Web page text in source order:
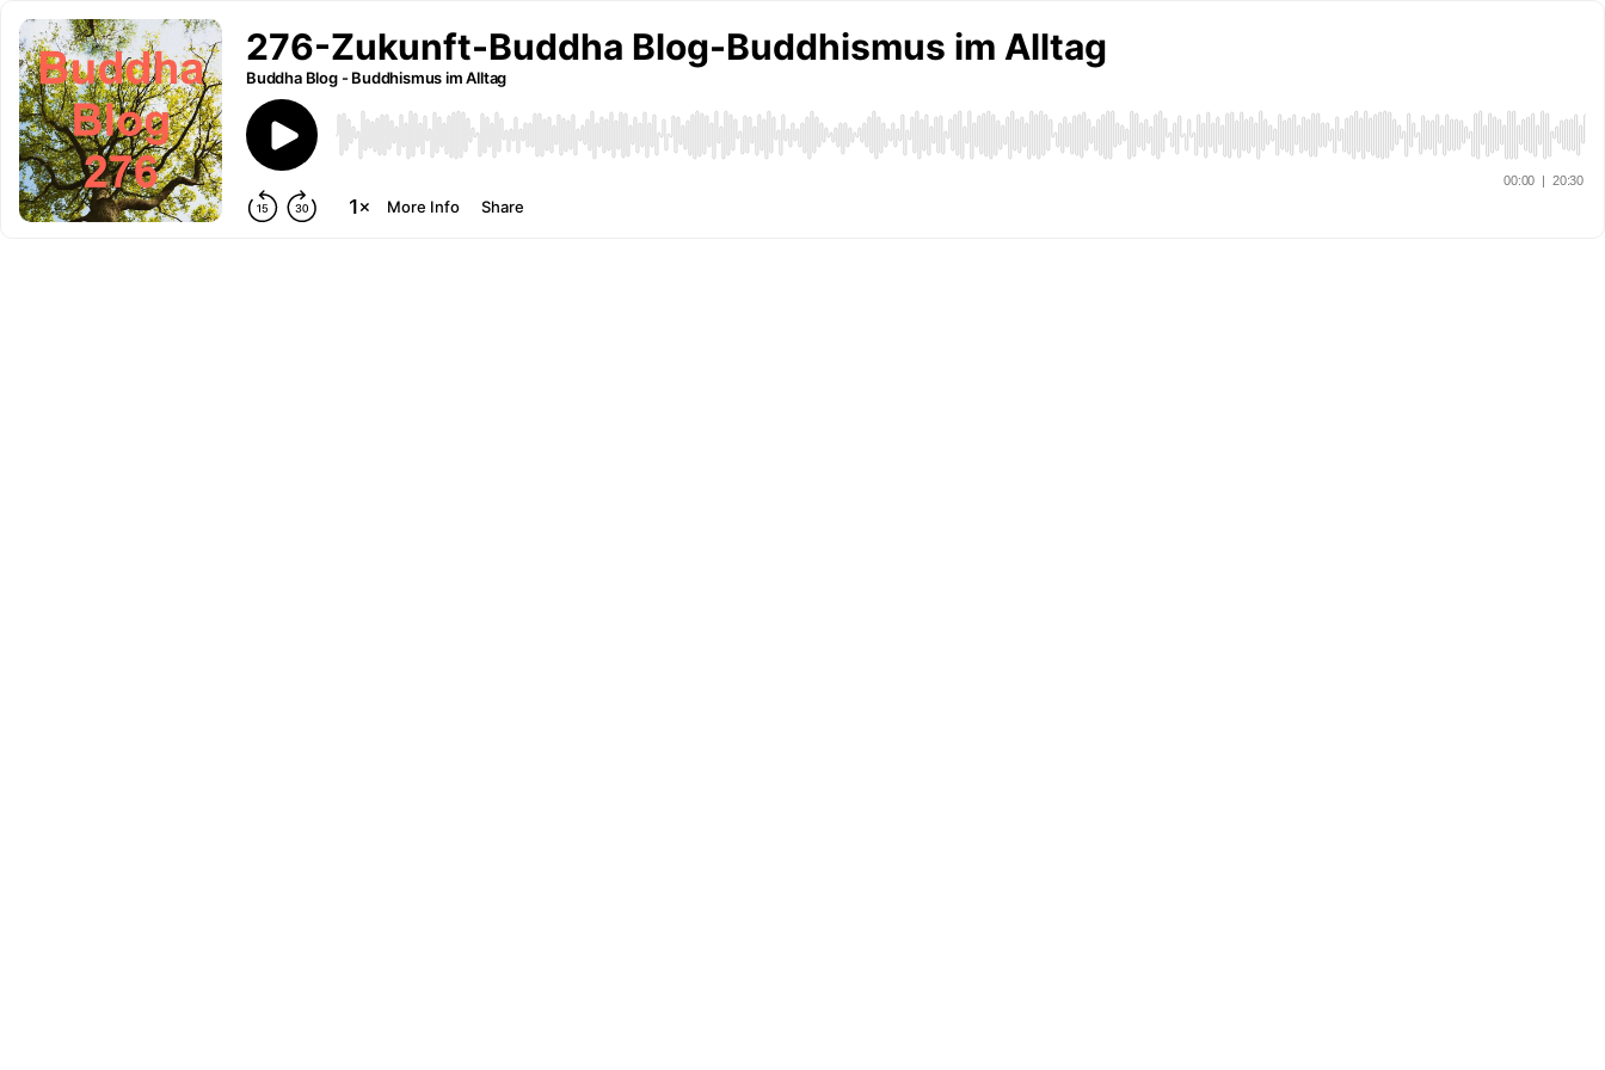
276-Zukunft-Buddha Blog-Buddhismus im Alltag
Buddha Blog - Buddhismus im Alltag
00:00 | 20:30
More Info Share